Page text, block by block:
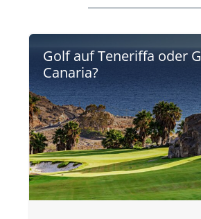
Golf auf Teneriffa oder
Canaria?